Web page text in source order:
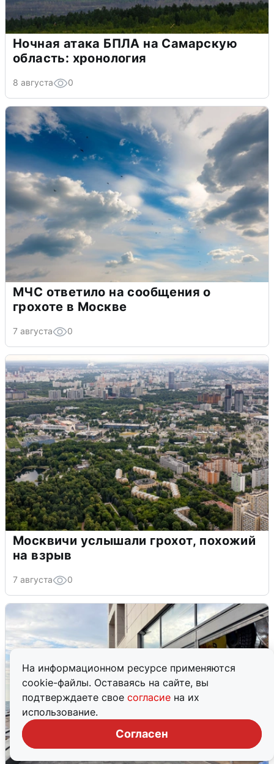
На информационном ресурсе применяются
cookie-файлы. Оставаясь на сайте, вы
подтверждаете свое согласие на их
использование.
Согласен
Ночная атака БПЛА на Самарскую
область: хронология
8 августа 0
МЧС ответило на сообщения о
грохоте в Москве
7 августа 0
Москвичи услышали грохот, похожий
на взрыв
7 августа 0